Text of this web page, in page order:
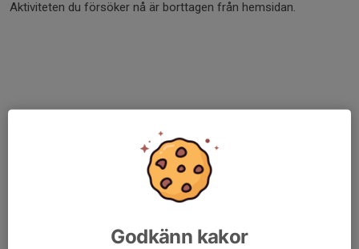
Aktiviteten du försöker nå är borttagen från hemsidan.
Godkänn kakor